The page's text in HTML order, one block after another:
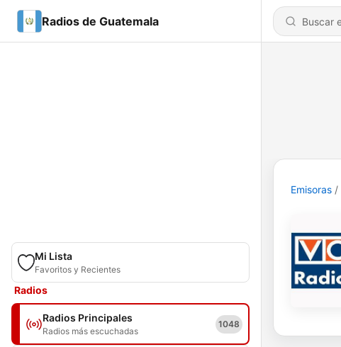
Radios de Guatemala
Mi Lista
Favoritos y Recientes
Radios
Radios Principales
Radios más escuchadas
1048
Emisoras